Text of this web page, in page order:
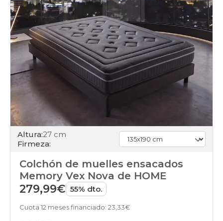
Altura:27 cm
Firmeza:
Colchón de muelles ensacados
Memory Vex Nova de HOME
279,99€ 55% dto.
Cuota 12 meses financiado: 23,33€